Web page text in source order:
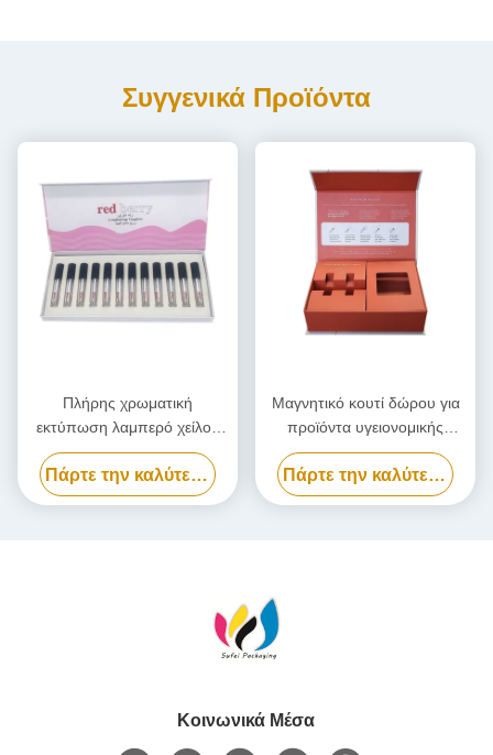
Συγγενικά Προϊόντα
Πλήρης χρωματική
εκτύπωση λαμπερό χείλος
χαρτί συσκευασία κουτί,
καλλυντικό λακ νυχιών κουτί
δώρο
Πάρτε την καλύτερη τιμή
Μαγνητικό κουτί δώρου για
προϊόντα υγειονομικής
περίθαλψης Προσαρμοσμένο
μαγνητικό κουτί συσκευασίας
με ένθετο
Πάρτε την καλύτερη τιμή
Κοινωνικά Μέσα